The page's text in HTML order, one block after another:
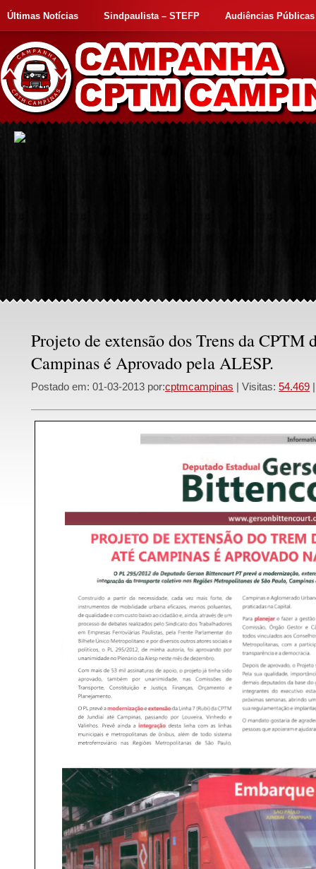
Últimas Notícias Sindpaulista – STEFP Audiências Públicas
Projeto de extensão dos Trens da CPTM
Campinas é Aprovado pela ALESP.
Postado em: 01-03-2013 por:cptmcampinas | Visitas: 54.469